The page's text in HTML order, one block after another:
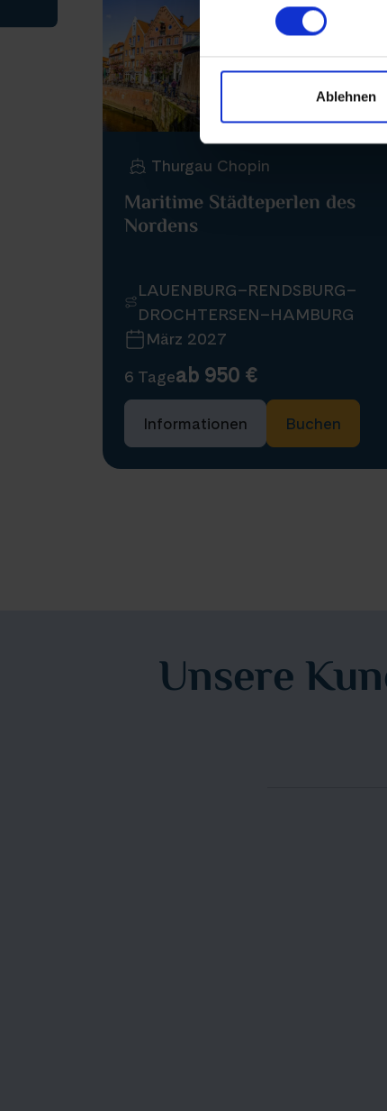
Ablehnen
Thurgau Chopin
Maritime Städteperlen des
Nordens
LAUENBURG–RENDSBURG–
DROCHTERSEN–HAMBURG
März 2027
6 Tageab 950 €
Informationen Buchen
Unsere